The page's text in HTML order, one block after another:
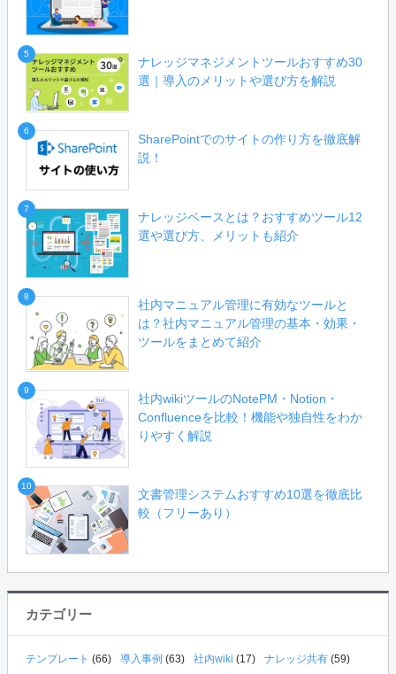
5
ナレッジマネジメントツールおすすめ30
選｜導入のメリットや選び方を解説
6
SharePointでのサイトの作り方を徹底解
説！
7
ナレッジベースとは？おすすめツール12
選や選び方、メリットも紹介
8
社内マニュアル管理に有効なツールと
は？社内マニュアル管理の基本・効果・
ツールをまとめて紹介
9
社内wikiツールのNotePM・Notion・
Confluenceを比較！機能や独自性をわか
りやすく解説
10
文書管理システムおすすめ10選を徹底比
較（フリーあり）
カテゴリー
テンプレート (66) 導入事例 (63) 社内wiki (17) ナレッジ共有 (59)